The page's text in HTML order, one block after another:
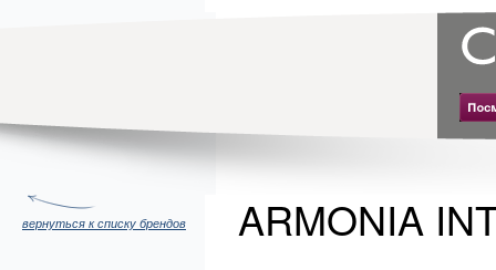
вернуться к списку брендов ARMONIA